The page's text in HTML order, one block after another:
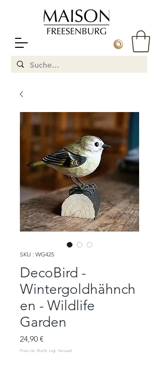
SKU : WG425
DecoBird -
Wintergoldhähnch
en - Wildlife
Garden
24,90 €